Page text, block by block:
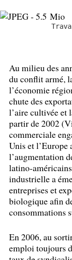
Au milieu des
du conflit armé,
l’économie
chute des
l’aire cultivée et
partir de 2002
commerciale
Unis et l’Europe
l’augmentation
latino-
industrielle a
entreprises et
biologique afin
consommations
En 2006, au
emploi toujours